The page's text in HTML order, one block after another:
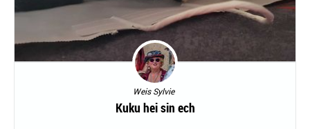
Weis Sylvie
Kuku hei sin ech